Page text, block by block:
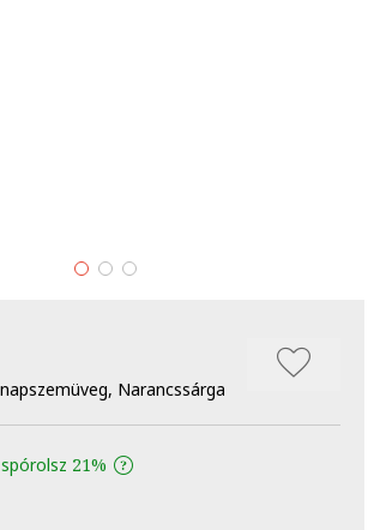
Narancssárga
21%